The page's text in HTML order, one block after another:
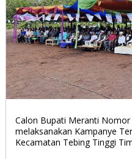
Calon Bupati Meranti
melaksanakan Kampanye
Kecamatan Tebing Tinggi